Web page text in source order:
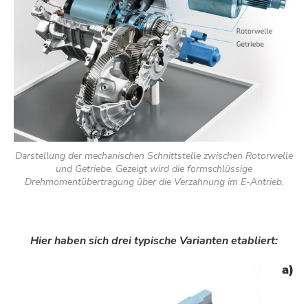
Darstellung der mechanischen Schnittstelle zwischen Rotorwelle
und Getriebe. Gezeigt wird die formschlüssige
Drehmomentübertragung über die Verzahnung im E-Antrieb.
Hier haben sich drei typische Varianten etabliert:
a)